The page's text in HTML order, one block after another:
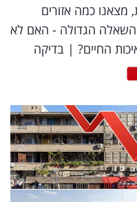
מצאנו כמה אזורים
השאלה הגדולה - האם לא
החיים? | בדיקה